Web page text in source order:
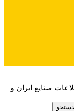
صنایع ایران و